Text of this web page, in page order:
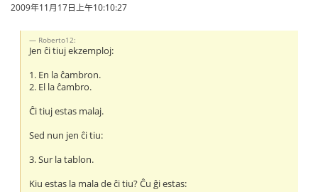
2009年11月17日上午10:10:27
Roberto12:
Jen ĉi tiuj ekzemploj:
1. En la ĉambron.
2. El la ĉambro.
Ĉi tiuj estas malaj.
Sed nun jen ĉi tiu:
3. Sur la tablon.
Kiu estas la mala de ĉi tiu? Ĉu ĝi estas: